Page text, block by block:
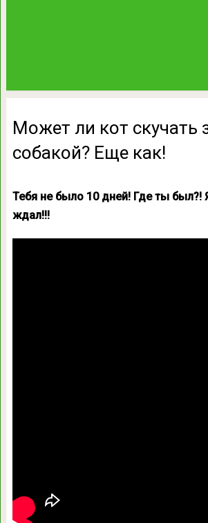
Может ли кот скучать
собакой? Еще как!
Тебя не было 10 дней! Где ты был?!
ждал!!!